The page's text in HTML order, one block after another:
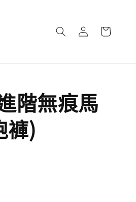
階無痕馬
褲)